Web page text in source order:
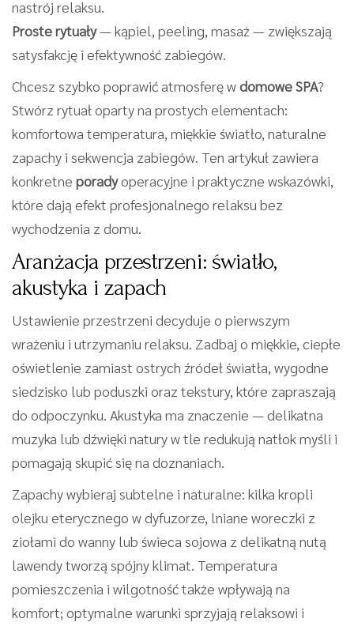
nastrój relaksu.
Proste rytuały— kąpiel, peeling, masaż — zwiększają
satysfakcję i efektywność zabiegów.
Chcesz szybko poprawić atmosferę wdomowe SPA?
Stwórz rytuał oparty na prostych elementach:
komfortowa temperatura, miękkie światło, naturalne
zapachy i sekwencja zabiegów. Ten artykuł zawiera
konkretne poradyoperacyjne i praktyczne wskazówki,
które dają efekt profesjonalnego relaksu bez
wychodzenia z domu.
Aranżacja przestrzeni: światło,
akustyka i zapach
Ustawienie przestrzeni decyduje o pierwszym
wrażeniu i utrzymaniu relaksu. Zadbaj o miękkie, ciepłe
oświetlenie zamiast ostrych źródeł światła, wygodne
siedzisko lub poduszki oraz tekstury, które zapraszają
do odpoczynku. Akustyka ma znaczenie — delikatna
muzyka lub dźwięki natury w tle redukują natłok myśli i
pomagają skupić się na doznaniach.
Zapachy wybieraj subtelne i naturalne: kilka kropli
olejku eterycznego w dyfuzorze, lniane woreczki z
ziołami do wanny lub świeca sojowa z delikatną nutą
lawendy tworzą spójny klimat. Temperatura
pomieszczenia i wilgotność także wpływają na
komfort; optymalne warunki sprzyjają relaksowi i